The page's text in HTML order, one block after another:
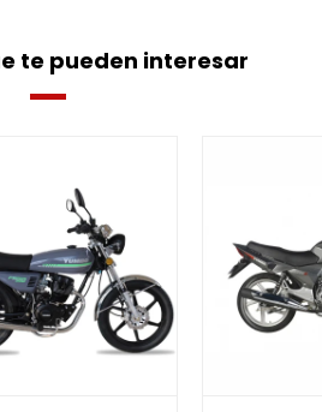
te pueden interesar